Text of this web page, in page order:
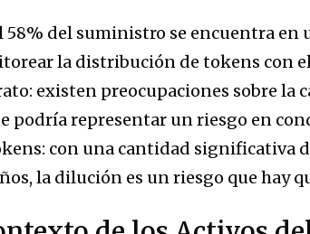
del suministro se encuentra en
la distribución de tokens con
existen preocupaciones sobre la
podría representar un riesgo en
con una cantidad significativa
la dilución es un riesgo que hay